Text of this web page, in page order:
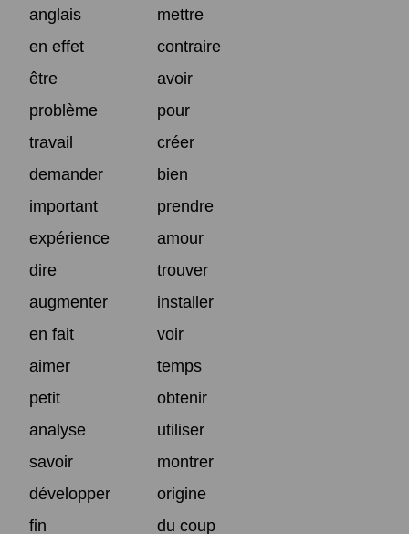
anglais
mettre
en effet
contraire
être
avoir
problème
pour
travail
créer
demander
bien
important
prendre
expérience
amour
dire
trouver
augmenter
installer
en fait
voir
aimer
temps
petit
obtenir
analyse
utiliser
savoir
montrer
développer
origine
fin
du coup